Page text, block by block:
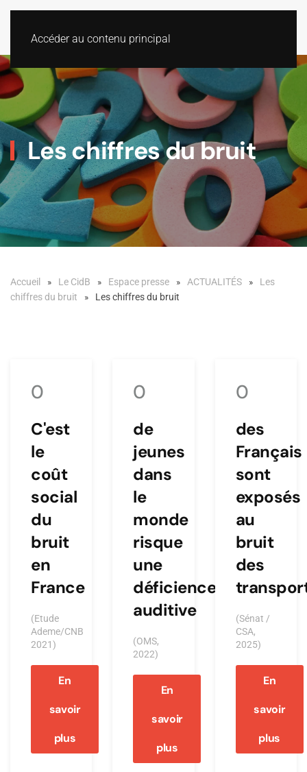
Accéder au contenu principal
Les chiffres du bruit
Accueil Le CidB Espace presse ACTUALITÉS
Les
chiffres du bruit
Les chiffres du bruit
0
C'est
le
coût
social
du
bruit
en
France
(Etude
Ademe/CNB
2021)
En
savoir
plus
0
de
jeunes
dans
le
monde
risque
une
déficience
auditive
(OMS,
2022)
En
savoir
plus
0
des
Français
sont
exposés
au
bruit
des
(Sénat /
CSA,
2025)
En
savoir
plus